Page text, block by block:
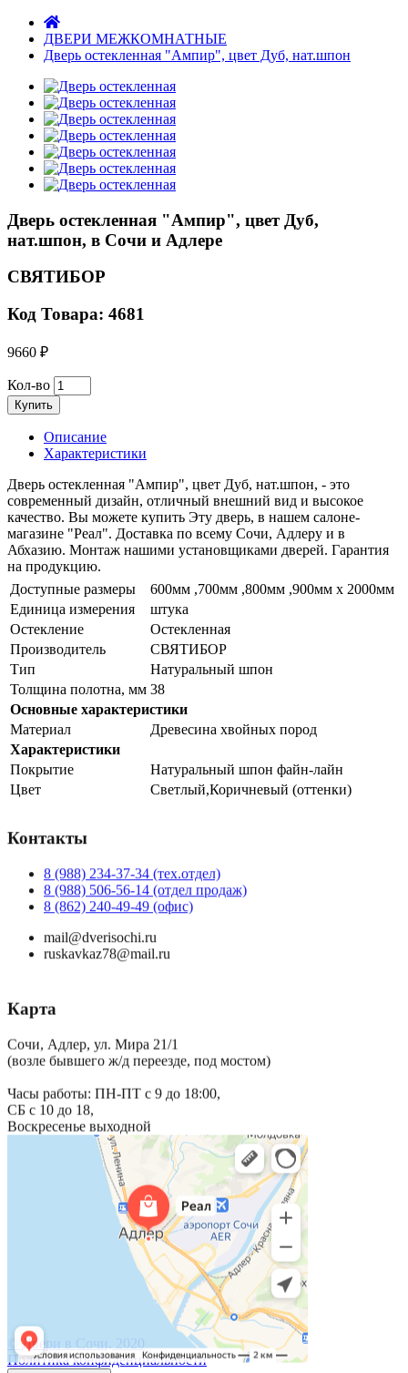
ДВЕРИ МЕЖКОМНАТНЫЕ
Дверь остекленная "Ампир", цвет Дуб, нат.шпон
Дверь остекленная "Ампир", цвет Дуб,
нат.шпон, в Сочи и Адлере
СВЯТИБОР
Код Товара: 4681
9660 ₽
Кол-во
Купить
Описание
Характеристики
Дверь остекленная "Ампир", цвет Дуб, нат.шпон, - это
современный дизайн, отличный внешний вид и высокое
качество. Вы можете купить Эту дверь, в нашем салоне-
магазине "Реал". Доставка по всему Сочи, Адлеру и в
Абхазию. Монтаж нашими установщиками дверей. Гарантия
на продукцию.
Доступные размеры
600мм ,700мм ,800мм ,900мм x 2000мм
Единица измерения
штука
Остекление
Остекленная
Производитель
СВЯТИБОР
Тип
Натуральный шпон
Толщина полотна, мм 38
Основные характеристики
Материал
Древесина хвойных пород
Характеристики
Покрытие
Натуральный шпон файн-лайн
Цвет
Светлый,Коричневый (оттенки)
Контакты
8 (988) 234-37-34 (тех.отдел)
8 (988) 506-56-14 (отдел продаж)
8 (862) 240-49-49 (офис)
mail@dverisochi.ru
ruskavkaz78@mail.ru
Карта
Сочи, Адлер, ул. Мира 21/1
(возле бывшего ж/д переезде, под мостом)
Часы работы: ПН-ПТ с 9 до 18:00,
СБ с 10 до 18,
Воскресенье выходной
© Двери в Сочи, 2020
Политика конфиденциальности